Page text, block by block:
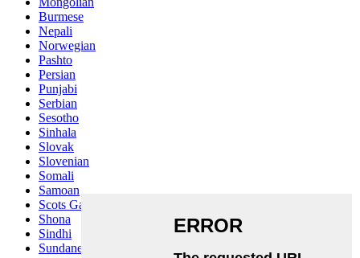
Burmese
Nepali
Norwegian
Pashto
Persian
Punjabi
Serbian
Sesotho
Sinhala
Slovak
Slovenian
Somali
Samoan
Scots Gaelic
Shona
Sindhi
Sundanese